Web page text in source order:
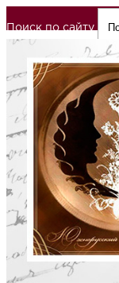
Поиск по сайту